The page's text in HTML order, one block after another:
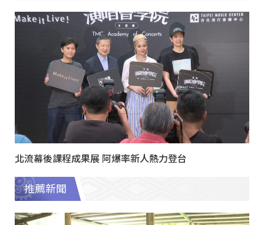
北流幕後課程成果展 阿爆率新人熱力登台
推薦新聞